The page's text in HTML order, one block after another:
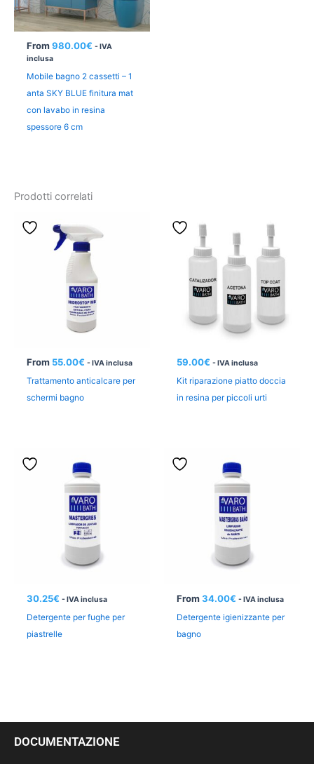
From 980.00€ - IVA
inclusa
Mobile bagno 2 cassetti – 1
anta SKY BLUE finitura mat
con lavabo in resina
spessore 6 cm
Prodotti correlati
From 55.00€ - IVA inclusa
Trattamento anticalcare per
schermi bagno
59.00€ - IVA inclusa
Kit riparazione piatto doccia
in resina per piccoli urti
30.25€ - IVA inclusa
Detergente per fughe per
piastrelle
From 34.00€ - IVA inclusa
Detergente igienizzante per
bagno
DOCUMENTAZIONE